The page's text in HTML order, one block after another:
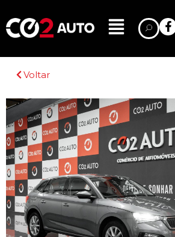
Voltar